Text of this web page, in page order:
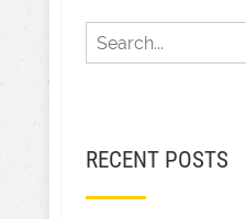
RECENT POSTS